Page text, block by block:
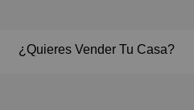
¿Quieres Vender Tu Casa?